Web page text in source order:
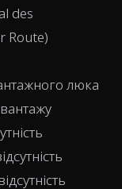
des
Route)
люка